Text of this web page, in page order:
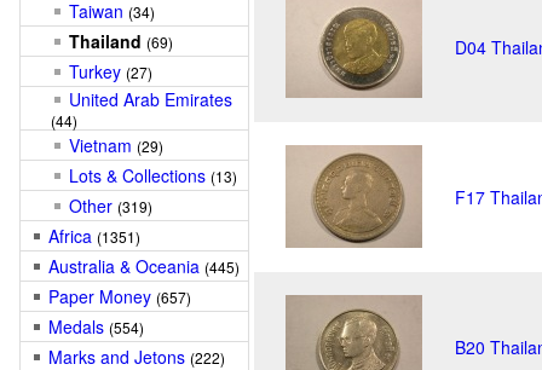
Taiwan (34)
Thailand (69)
Turkey (27)
United Arab Emirates
(44)
Vietnam (29)
Lots & Collections (13)
Other (319)
Africa (1351)
Australia & Oceania (445)
Paper Money (657)
Medals (554)
Marks and Jetons (222)
D04
F17
B20